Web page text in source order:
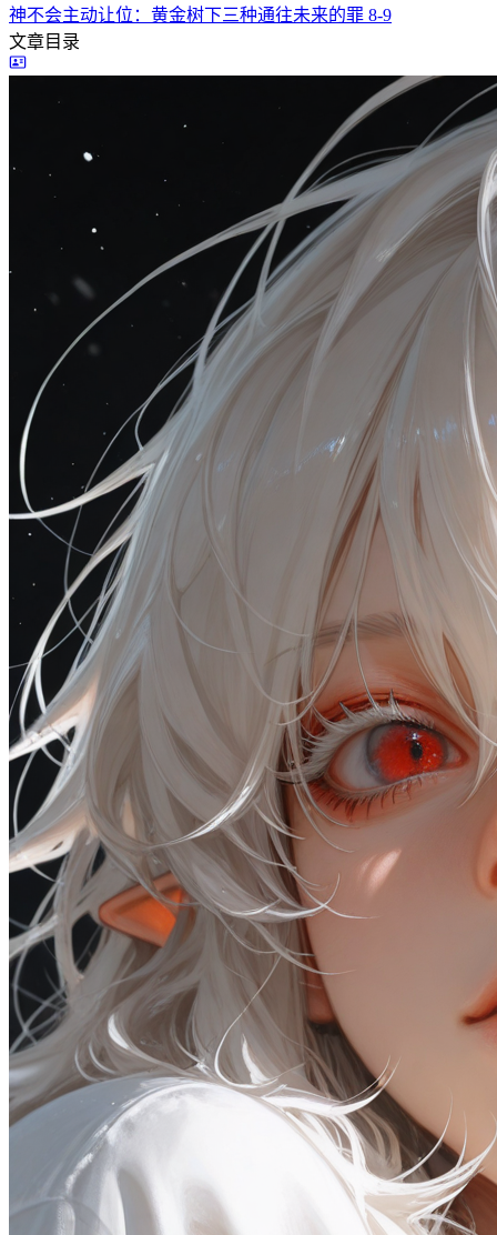
神不会主动让位：黄金树下三种通往未来的罪 8-9
文章目录